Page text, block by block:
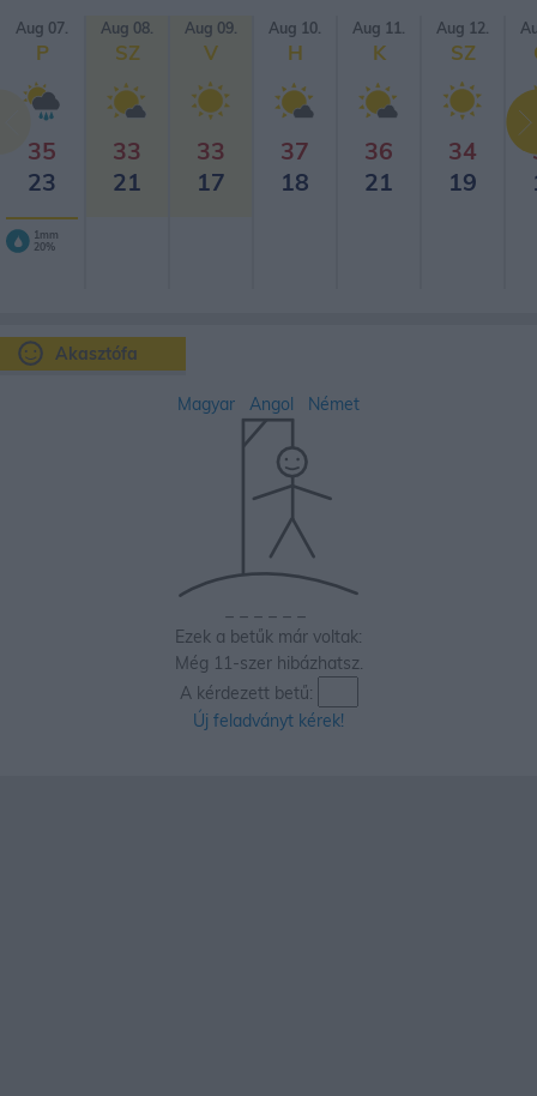
Aug 07.
P
35
23
1mm
20%
Aug 08.
SZ
33
21
Aug 09.
V
33
17
Aug 10.
H
37
18
Aug 11.
K
36
21
Aug 12.
SZ
34
19
Akasztófa
Magyar Angol Német
Ezek a betűk már voltak:
Még 11-szer hibázhatsz.
A kérdezett betű:
Új feladványt kérek!